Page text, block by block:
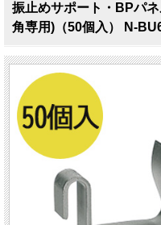
振止めサポート・BPパ
角専用)（50個入） N-